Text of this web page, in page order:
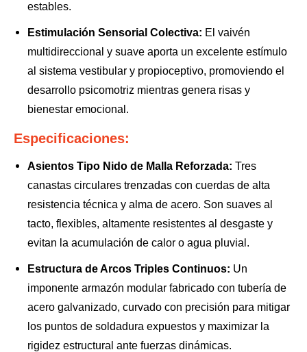
estables.
Estimulación Sensorial Colectiva: El vaivén
multidireccional y suave aporta un excelente estímulo
al sistema vestibular y propioceptivo, promoviendo el
desarrollo psicomotriz mientras genera risas y
bienestar emocional.
Especificaciones:
Asientos Tipo Nido de Malla Reforzada: Tres
canastas circulares trenzadas con cuerdas de alta
resistencia técnica y alma de acero. Son suaves al
tacto, flexibles, altamente resistentes al desgaste y
evitan la acumulación de calor o agua pluvial.
Estructura de Arcos Triples Continuos: Un
imponente armazón modular fabricado con tubería de
acero galvanizado, curvado con precisión para mitigar
los puntos de soldadura expuestos y maximizar la
rigidez estructural ante fuerzas dinámicas.